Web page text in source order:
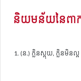
និយមន័យនៃពា
(ន.) ក្លិនស្អុយ, ក្លិនមិនល្អ